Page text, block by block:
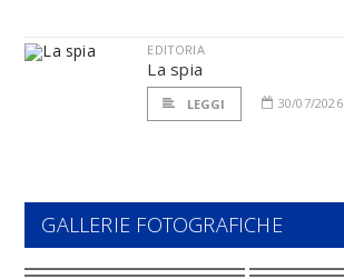
EDITORIA
La spia
LEGGI 30/07/2026
GALLERIE FOTOGRAFICHE